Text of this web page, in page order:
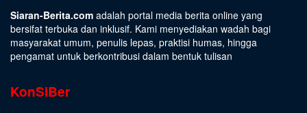
Siaran-Berita.com adalah portal media berita online yang
bersifat terbuka dan inklusif. Kami menyediakan wadah bagi
masyarakat umum, penulis lepas, praktisi humas, hingga
pengamat untuk berkontribusi dalam bentuk tulisan
KonSiBer